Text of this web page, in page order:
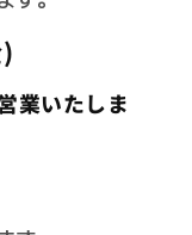
業いたしま